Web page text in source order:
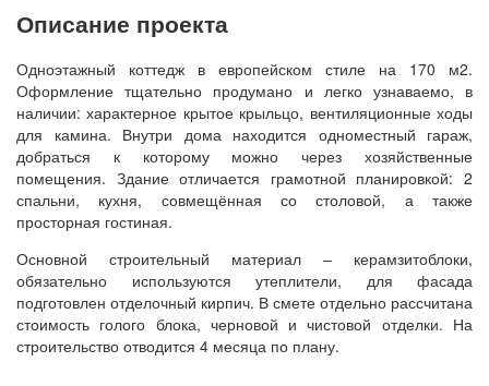
Описание проекта
Одноэтажный коттедж в европейском стиле на 170 м2.
Оформление тщательно продумано и легко узнаваемо, в
наличии: характерное крытое крыльцо, вентиляционные ходы
для камина. Внутри дома находится одноместный гараж,
добраться к которому можно через хозяйственные
помещения. Здание отличается грамотной планировкой: 2
спальни, кухня, совмещённая со столовой, а также
просторная гостиная.
Основной строительный материал – керамзитоблоки,
обязательно используются утеплители, для фасада
подготовлен отделочный кирпич. В смете отдельно рассчитана
стоимость голого блока, черновой и чистовой отделки. На
строительство отводится 4 месяца по плану.